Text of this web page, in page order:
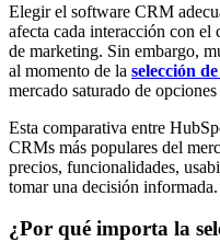
Elegir el software CRM
afecta cada interacción con el
de marketing. Sin embargo,
al momento de la selección
mercado saturado de
Esta comparativa entre
CRMs más populares del
precios, funcionalidades,
tomar una decisión informada.
¿Por qué importa la